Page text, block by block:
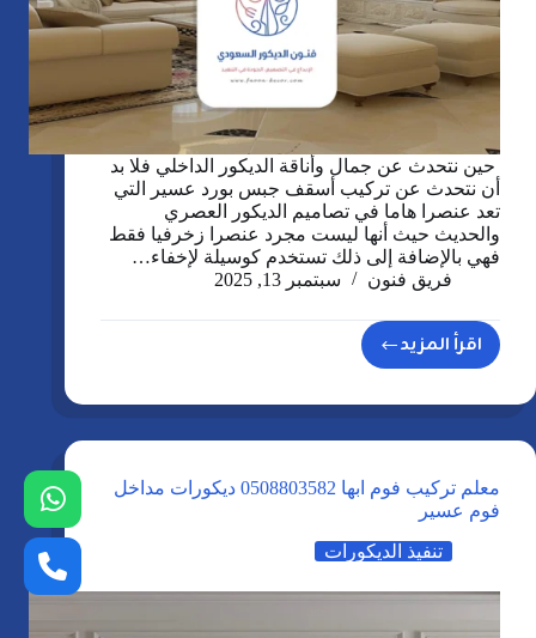
حين نتحدث عن جمال وأناقة الديكور الداخلي فلا بد
أن نتحدث عن تركيب أسقف جبس بورد عسير التي
تعد عنصرا هاما في تصاميم الديكور العصري
والحديث حيث أنها ليست مجرد عنصرا زخرفيا فقط
فهي بالإضافة إلى ذلك تستخدم كوسيلة لإخفاء…
فريق فنون
سبتمبر 13, 2025
اقرأ المزيد
تركيب
بورد
عسير
0508803582
أسقف
جبس
مودرن
ابها
معلم تركيب فوم ابها 0508803582 ديكورات مداخل
فوم عسير
تنفيذ الديكورات